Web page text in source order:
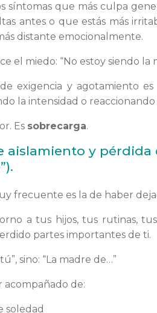
síntomas que más culpa
antes o que estás más
distante emocionalmente.
el miedo: “No estoy siendo la
exigencia y agotamiento
la intensidad o
Es sobrecarga.
aislamiento y pérdida
frecuente es la de haber
a tus hijos, tus rutinas,
partes importantes de ti.
sino: “La madre de…”
acompañado de:
soledad